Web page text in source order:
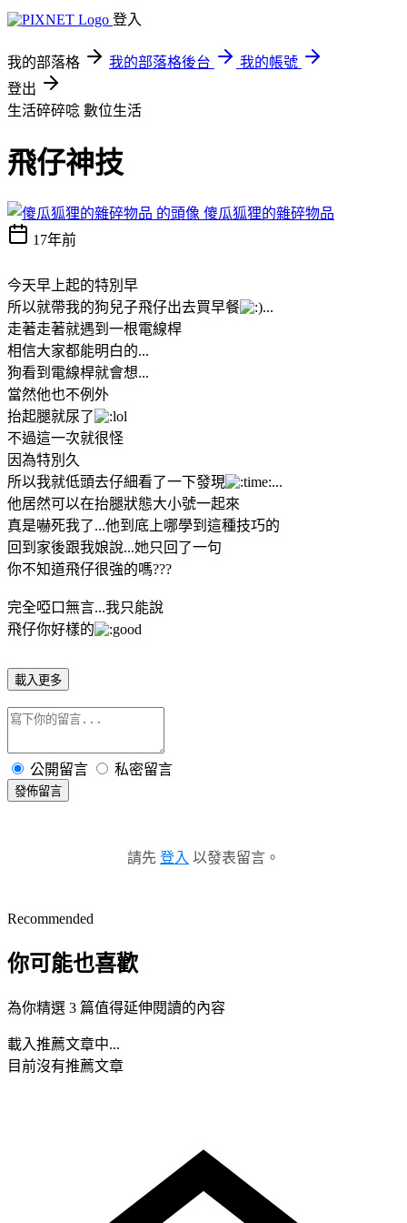
登入
我的部落格 我的部落格後台
我的帳號
登出
生活碎碎唸 數位生活
飛仔神技
傻瓜狐狸的雜碎物品
17年前
今天早上起的特別早
所以就帶我的狗兒子飛仔出去買早餐
走著走著就遇到一根電線桿
相信大家都能明白的...
狗看到電線桿就會想...
當然他也不例外
抬起腿就尿了
不過這一次就很怪
因為特別久
所以我就低頭去仔細看了一下發現
他居然可以在抬腿狀態大小號一起來
真是嚇死我了...他到底上哪學到這種技巧的
回到家後跟我娘說...她只回了一句
你不知道飛仔很強的嗎???
完全啞口無言...我只能說
飛仔你好樣的
載入更多
公開留言 私密留言
發佈留言
請先 登入 以發表留言。
Recommended
你可能也喜歡
為你精選 3 篇值得延伸閱讀的內容
載入推薦文章中...
目前沒有推薦文章